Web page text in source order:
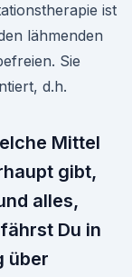
ist
lähmenden
Sie
d.h.
Mittel
gibt,
alles,
Du in
über